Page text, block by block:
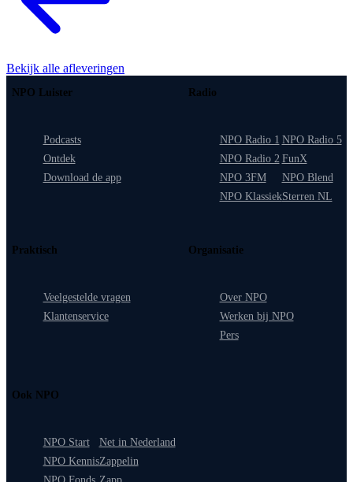
Bekijk alle afleveringen
NPO Luister
Podcasts
Ontdek
Download de app
Radio
NPO Radio 1
NPO Radio 2
NPO 3FM
NPO Klassiek
NPO Radio 5
FunX
NPO Blend
Sterren NL
Praktisch
Veelgestelde vragen
Klantenservice
Organisatie
Over NPO
Werken bij NPO
Pers
Ook NPO
NPO Start
NPO Kennis
NPO Fonds
Net in Nederland
Zappelin
Zapp